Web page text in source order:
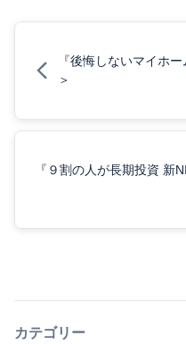
『後悔しないマイホ
＞
『９割の人が長期投資 新
カテゴリー